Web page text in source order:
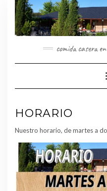
Saltar
contenido
comida casera
HORARIO
Nuestro horario, de martes a